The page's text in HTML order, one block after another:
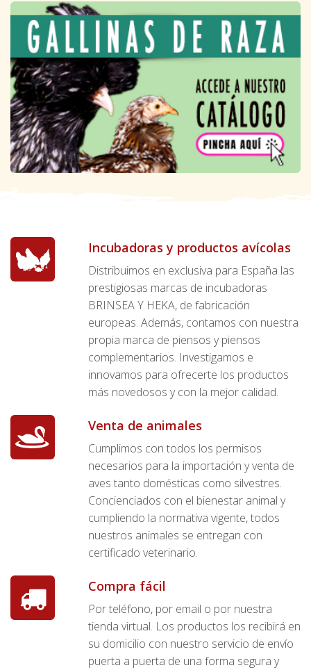
Incubadoras y productos avícolas
Distribuimos en exclusiva para España las
prestigiosas marcas de incubadoras
BRINSEA Y HEKA, de fabricación
europeas. Además, contamos con nuestra
propia marca de piensos y piensos
complementarios. Investigamos e
innovamos para ofrecerte los productos
más novedosos y con la mejor calidad.
Venta de animales
Cumplimos con todos los permisos
necesarios para la importación y venta de
aves tanto domésticas como silvestres.
Concienciados con el bienestar animal y
cumpliendo la normativa vigente, todos
nuestros animales se entregan con
certificado veterinario.
Compra fácil
Por teléfono, por email o por nuestra
tienda virtual. Los productos los recibirá en
su domicilio con nuestro servicio de envío
puerta a puerta de una forma segura y